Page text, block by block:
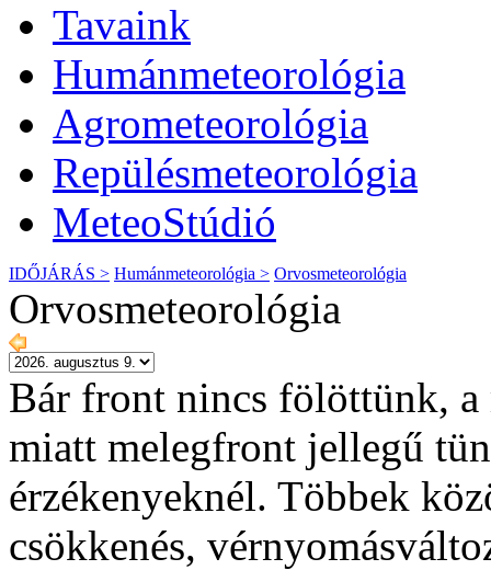
Tavaink
Humánmeteorológia
Agrometeorológia
Repülésmeteorológia
MeteoStúdió
IDŐJÁRÁS > Humánmeteorológia > Orvosmeteorológia
Orvosmeteorológia
Bár front nincs fölöttünk, a
miatt melegfront jellegű
érzékenyeknél. Többek
csökkenés,